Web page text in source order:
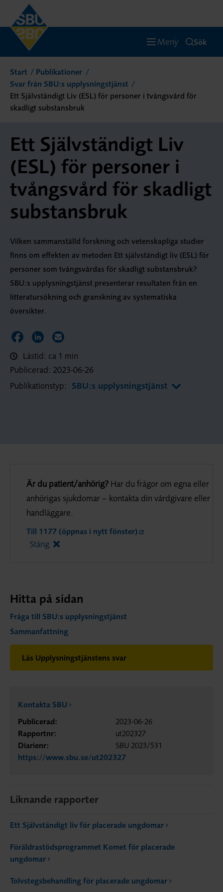
Meny Sök
Start
Publikationer
Svar från SBU:s upplysningstjänst
Ett Självständigt Liv (ESL) för personer i tvångsvård för
skadligt substansbruk
Ett Självständigt Liv
(ESL) för personer i
tvångsvård för skadligt
substansbruk
Vilken sammanställd forskning och vetenskapliga studier
finns om effekten av metoden Ett självständigt liv (ESL) för
personer som tvångsvårdas för skadligt substansbruk?
SBU:s upplysningstjänst presenterar resultaten från en
litteratursökning och granskning av systematiska
översikter.
Dela sidan på Facebook
Dela sidan på LinkedIn
Dela sidan via E-post
Lästid: ca 1 min
Publicerad: 2023-06-26
Publikationstyp: SBU:s upplysningstjänst
Är du patient/anhörig? Har du frågor om egna eller
anhörigas sjukdomar – kontakta din vårdgivare eller
handläggare.
Till 1177 (öppnas i nytt fönster)
Stäng
Hitta på sidan
Fråga till SBU:s upplysningstjänst
Sammanfattning
Läs Upplysningstjänstens svar
Kontakta SBU
Publicerad:
2023-06-26
Rapportnr:
ut202327
Diarienr:
SBU 2023/531
https://www.sbu.se/ut202327
Liknande rapporter
Ett Självständigt liv för placerade ungdomar
Föräldrastödsprogrammet Komet för placerade
ungdomar
Tolvstegsbehandling för placerade ungdomar